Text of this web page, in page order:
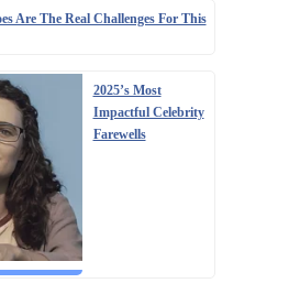
Are The Real Challenges For This
2025’s Most
Impactful Celebrity
Farewells